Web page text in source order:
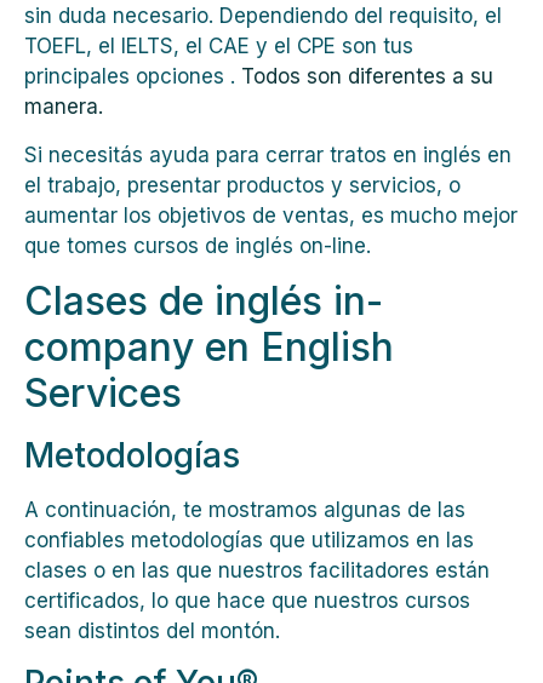
sin duda necesario. Dependiendo del requisito, el
TOEFL, el IELTS, el CAE y el CPE son tus
principales opciones . Todos son diferentes a su
manera.
Si necesitás ayuda para cerrar tratos en inglés en
el trabajo, presentar productos y servicios, o
aumentar los objetivos de ventas, es mucho mejor
que tomes cursos de inglés on-line.
Clases de inglés in-
company en English
Services
Metodologías
A continuación, te mostramos algunas de las
confiables metodologías que utilizamos en las
clases o en las que nuestros facilitadores están
certificados, lo que hace que nuestros cursos
sean distintos del montón.